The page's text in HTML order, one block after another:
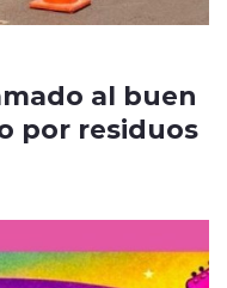
al buen
por residuos